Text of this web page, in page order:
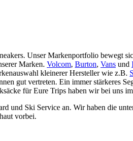
Unser Markenportfolio bewegt
Marken. Volcom, Burton, Vans und
kleinerer Hersteller wie z.B.
gut vertreten. Ein immer stärkeres
für Eure Trips haben wir bei uns
und Ski Service an. Wir haben die
vorbei.